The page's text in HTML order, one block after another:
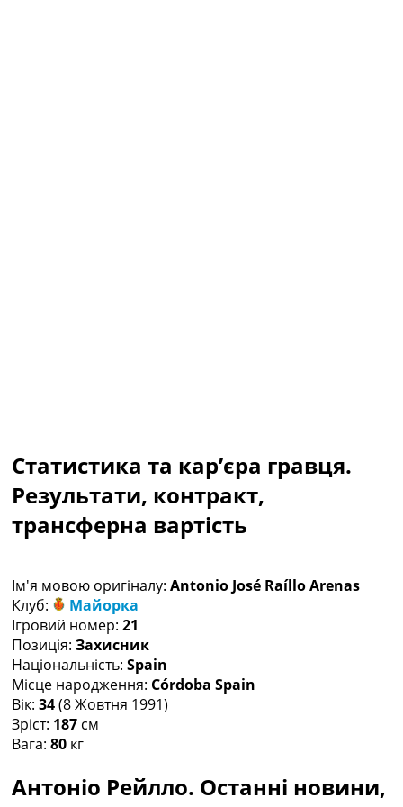
RU
UA
Categories
Новини футболу
Відео
Новини футболу України
Футбольні трансфери
Останні коментарі
Конкурс прогнозів
Логін
Рейтінги
Правила
Турніри
Чемпіонат Світу
Статистика та кар’єра гравця.
Результати, контракт,
трансферна вартість
Ім'я мовою оригіналу: Antonio José Raíllo Arenas
Клуб:
Майорка
Ігровий номер: 21
Позиція: Захисник
Національність: Spain
Місце народження: Córdoba Spain
Вік: 34(8 Жовтня 1991)
Зріст: 187 см
Вага: 80 кг
Антоніо Рейлло. Останні новини,